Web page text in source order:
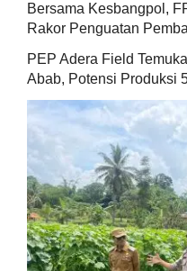
Bersama Kesbangpol,
Rakor Penguatan
PEP Adera Field
Abab, Potensi Produksi